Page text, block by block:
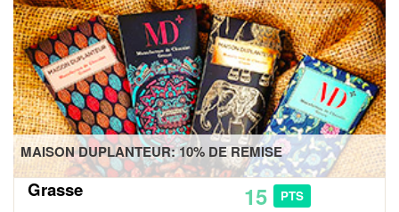
MAISON DUPLANTEUR: 10% DE REMISE
Grasse 15 PTS